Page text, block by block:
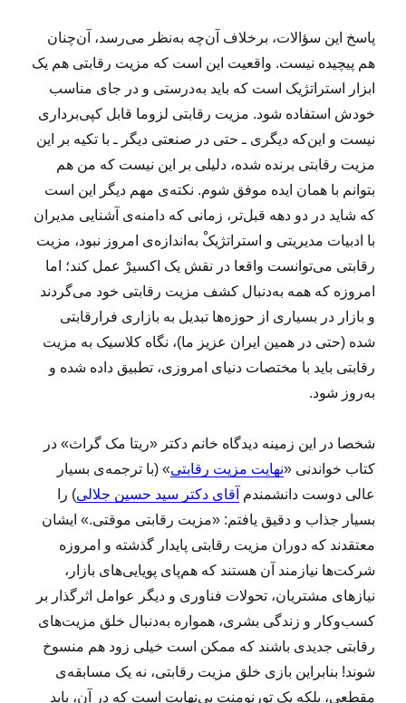
پاسخ این سؤالات، برخلاف آن‌چه به‌نظر می‌رسد، آن‌چنان
هم پیچیده نیست. واقعیت این است که مزیت رقابتی هم یک
ابزار استراتژیک است که باید به‌درستی و در جای مناسب
خودش استفاده شود. مزیت رقابتی لزوما قابل کپی‌برداری
نیست و این‌که دیگری ـ حتی در صنعتی دیگر ـ با تکیه بر این
مزیت رقابتی برنده شده، دلیلی بر این نیست که من هم
بتوانم با همان ایده موفق شوم. نکته‌ی مهم دیگر این است
که شاید در دو دهه‌ قبل‌تر، زمانی که دامنه‌ی آشنایی مدیران
با ادبیات مدیریتی و استراتژیکْ به‌اندازه‌ی امروز نبود، مزیت
رقابتی می‌توانست واقعا در نقش یک اکسیرْ عمل کند؛ اما
امروزه که همه به‌دنبال کشف مزیت رقابتی خود می‌گردند
و بازار در بسیاری از حوزه‌ها تبدیل به بازاری فرارقابتی
شده (حتی در همین ایران عزیز ما)، نگاه کلاسیک به مزیت
رقابتی باید با مختصات دنیای امروزی، تطبیق داده شده و
به‌روز شود.
شخصا در این زمینه دیدگاه خانم دکتر «ریتا مک گراث» در
کتاب خواندنی «نهایت مزیت رقابتی» (با ترجمه‌ی بسیار
عالی دوست دانشمندم آقای دکتر سید حسین جلالی) را
بسیار جذاب و دقیق یافتم: «مزیت رقابتی موقتی.» ایشان
معتقدند که دوران مزیت رقابتی پایدار گذشته و امروزه
شرکت‌ها نیازمند آن هستند که هم‌پای پویایی‌های بازار،
نیازهای مشتریان، تحولات فناوری و دیگر عوامل اثرگذار بر
کسب‌وکار و زندگی بشری، همواره به‌دنبال خلق مزیت‌های
رقابتی جدیدی باشند که ممکن است خیلی زود هم منسوخ
شوند! بنابراین بازی خلق مزیت رقابتی، نه یک مسابقه‌ی
مقطعی، بلکه یک تورنومنت بی‌نهایت است که در آن، باید